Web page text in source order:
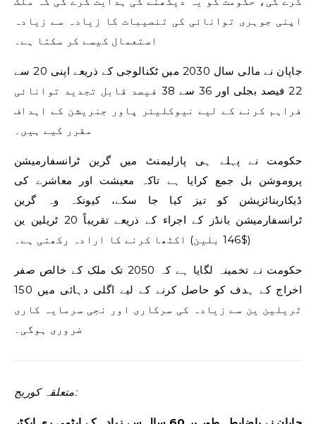
اپنی جوہری توانائی کی تنصیبات کا زیادہ سے زیادہ
استعمال کیسے کر سکتا ہے۔
جاپان نے مالی سال 2030 میں ٹکنالوجی کے ذریعے اپنی 20 سے
22 فیصد بجلی اور 36 سے 38 فیصد قابل تجدید توانائی
فراہم کرنے کے لیے نیوکلیئر پاور جنریشن کے اہداف
مقرر کیے ہیں۔
حکومت نے پہلے ہی پارلیمنٹ میں گرین ٹرانسفارمیشن
پروموشن بل جمع کرایا ہے تاکہ معیشت اور معاشرے کی
ڈیکاربنائزیشن کو تیز کیا جا سکے، کیونکہ وہ گرین
ٹرانسفارمیشن بانڈز کے اجراء کے ذریعے تقریباً 20 ٹریلین ین
($146 بلین) اکٹھا کرنے کا ارادہ رکھتی ہے۔
حکومت نے تخمینہ لگایا ہے کہ 2050 تک ملک کے خالص صفر
اخراج کے ہدف کو حاصل کرنے کے لیے اگلی دہائی میں 150
ٹریلین ین سے زیادہ کی سرکاری اور نجی سرمایہ کاری
ضروری ہوگی۔
متعلقہ کوریج: